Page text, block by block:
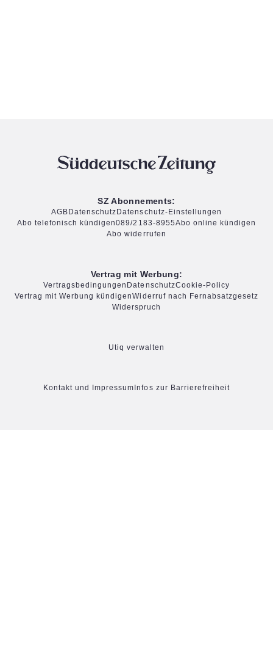
SZ Abonnements:
AGB Datenschutz Datenschutz-Einstellungen
Abo telefonisch kündigen089/2183-8955Abo online kündigen
Abo widerrufen
Vertrag mit Werbung:
Vertragsbedingungen DatenschutzCookie-Policy
Vertrag mit Werbung kündigenWiderruf nach Fernabsatzgesetz
Widerspruch
Utiq verwalten
Kontakt und Impressum Infos zur Barrierefreiheit